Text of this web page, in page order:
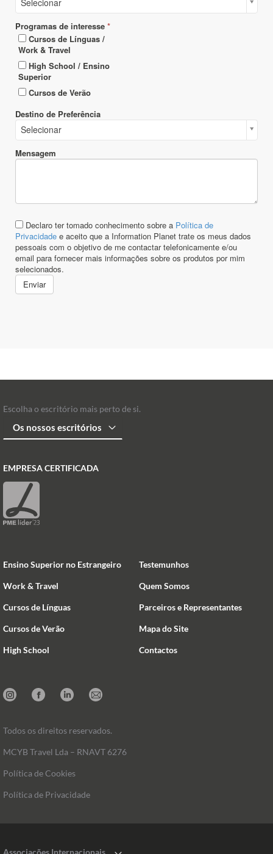
Escolha o escritório mais perto de si.
EMPRESA CERTIFICADA
Ensino Superior no Estrangeiro
Work & Travel
Cursos de Línguas
Cursos de Verão
High School
Testemunhos
Quem Somos
Parceiros e Representantes
Mapa do Site
Contactos
Todos os direitos reservados.
Política de Cookies
Política de Privacidade
InstagramFacebookLinkedinMail
MCYB Travel Lda – RNAVT 6276